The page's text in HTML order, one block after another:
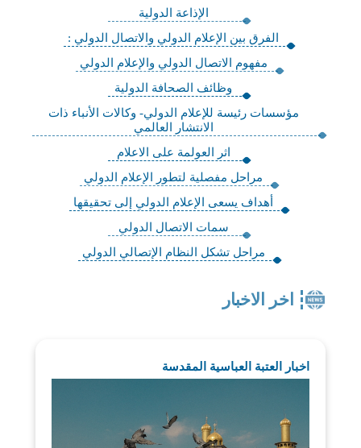
الإذاعة الدولية
الفرق بين الإعلام الدولي والاتصال الدولي :
مفهوم الاتصال الدولي والإعلام الدولي
وظائف الصحافة الدولية
مؤسسات رئيسة للإعلام الدولي- وكالات الأنباء ذات
الانتشار العالمي
اثر العولمة على الاعلام
مراحل مفصلية لتطور الإعلام الدولي
أهداف يسعى الإعلام الدولي إلى تحقيقها
سمات الاتصال الدولي
مراحل تشكل النظام الإتصالي الدولي
اخر الاخبار
اخبار العتبة العباسية المقدسة